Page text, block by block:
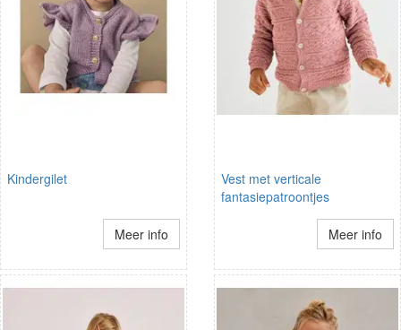
Kindergilet
Meer info
Vest met verticale
fantasiepatroontjes
Meer info